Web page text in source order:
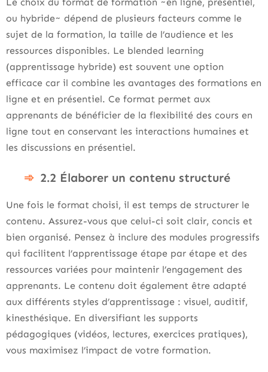
ou hybride~ dépend de plusieurs facteurs comme le
sujet de la formation, la taille de l’audience et les
ressources disponibles. Le blended learning
(apprentissage hybride) est souvent une option
efficace car il combine les avantages des formations en
ligne et en présentiel. Ce format permet aux
apprenants de bénéficier de la flexibilité des cours en
ligne tout en conservant les interactions humaines et
les discussions en présentiel.
2.2 Élaborer un contenu structuré
Une fois le format choisi, il est temps de structurer le
contenu. Assurez-vous que celui-ci soit clair, concis et
bien organisé. Pensez à inclure des modules progressifs
qui facilitent l’apprentissage étape par étape et des
ressources variées pour maintenir l’engagement des
apprenants. Le contenu doit également être adapté
aux différents styles d’apprentissage : visuel, auditif,
kinesthésique. En diversifiant les supports
pédagogiques (vidéos, lectures, exercices pratiques),
vous maximisez l’impact de votre formation.